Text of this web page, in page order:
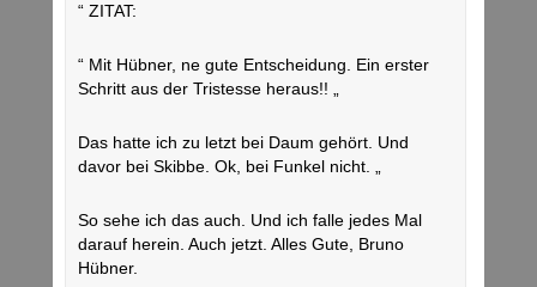
“ ZITAT:
“ Mit Hübner, ne gute Entscheidung. Ein erster
Schritt aus der Tristesse heraus!! „
Das hatte ich zu letzt bei Daum gehört. Und
davor bei Skibbe. Ok, bei Funkel nicht. „
So sehe ich das auch. Und ich falle jedes Mal
darauf herein. Auch jetzt. Alles Gute, Bruno
Hübner.